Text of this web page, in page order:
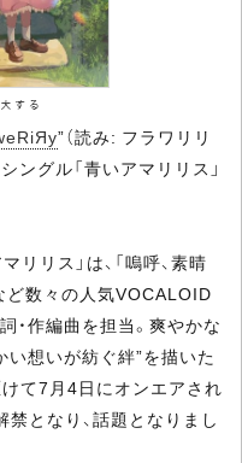
”（読み: フラワリリ
ングル「青いアマリリス」
リス」は、「嗚呼、素晴
ど数々の人気VOCALOID
・作編曲を担当。爽やかな
い想いが紡ぐ絆”を描いた
て7月4日にオンエアされ
となり、話題となりまし